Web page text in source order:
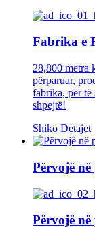
Fabrika e
28,800 metra
përparuar,
fabrika, për të
shpejtë!
Shiko Detajet
Përvojë
Përvojë